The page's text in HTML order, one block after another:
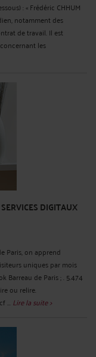
: « Frédéric CHHUM
notamment des
de travail. Il est
les
DIGITAUX
Paris, on apprend
uniques par mois
Barreau de Paris ; . 5.474
ou relire.
... Lire la suite >